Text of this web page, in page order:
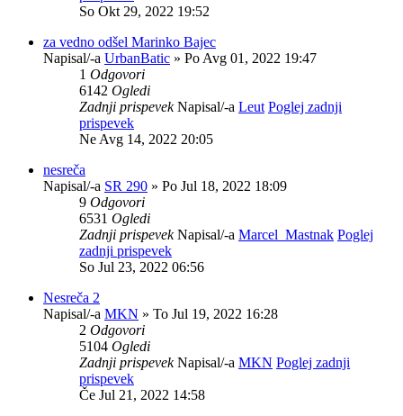
So Okt 29, 2022 19:52
za vedno odšel Marinko Bajec
Napisal/-a UrbanBatic » Po Avg 01, 2022 19:47
1 Odgovori
6142 Ogledi
Zadnji prispevekNapisal/-a Leut Poglej zadnji
prispevek
Ne Avg 14, 2022 20:05
nesreča
Napisal/-a SR 290 » Po Jul 18, 2022 18:09
9 Odgovori
6531 Ogledi
Zadnji prispevekNapisal/-a Marcel_Mastnak Poglej
zadnji prispevek
So Jul 23, 2022 06:56
Nesreča 2
Napisal/-a MKN » To Jul 19, 2022 16:28
2 Odgovori
5104 Ogledi
Zadnji prispevekNapisal/-a MKN Poglej zadnji
prispevek
Če Jul 21, 2022 14:58